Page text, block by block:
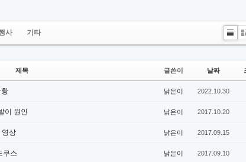
사
기타
List
제목 글쓴이 날짜
낡은이 2022.10.30
이 원인 낡은이 2017.10.20
영상 낡은이 2017.09.15
쿠스 낡은이 2017.09.10